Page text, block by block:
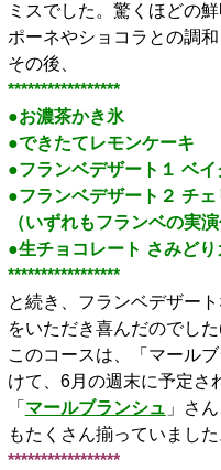
ミスでした。驚くほどの
ポーネやショコラとの調
その後、
*****************
●お濃茶かき氷
●できたてレモンケーキ
●フランベデザート１ ベ
●フランベデザート２ チ
（いずれもフランベの実演
●生チョコレート さみどり
*****************
と続き、フランベデザー
をいただき喜んだのでし
このコースは、「マール
けて、6月の週末に予定さ
「 マールブランシュ 」さ
もたくさん揃っていまし
*****************